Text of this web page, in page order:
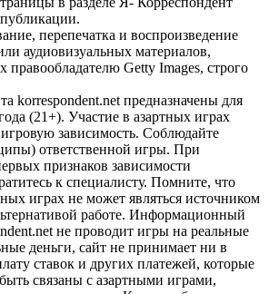
публикации.
перепечатка и воспроизведение
аудиовизуальных материалов,
Getty Images, строго
korrespondent.net предназначены для
(21+). Участие в азартных играх
зависимость. Соблюдайте
ответственной игры. При
признаков зависимости
к специалисту. Помните, что
играх не может являться источником
работе. Информационный
не проводит игры на реальные
деньги, сайт не принимает ни в
ставок и других платежей, которые
связаны с азартными играми,